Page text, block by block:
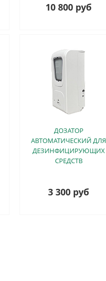
10 800 руб
ДОЗАТОР
АВТОМАТИЧЕСКИЙ ДЛЯ
ДЕЗИНФИЦИРУЮЩИХ
СРЕДСТВ
3 300 руб